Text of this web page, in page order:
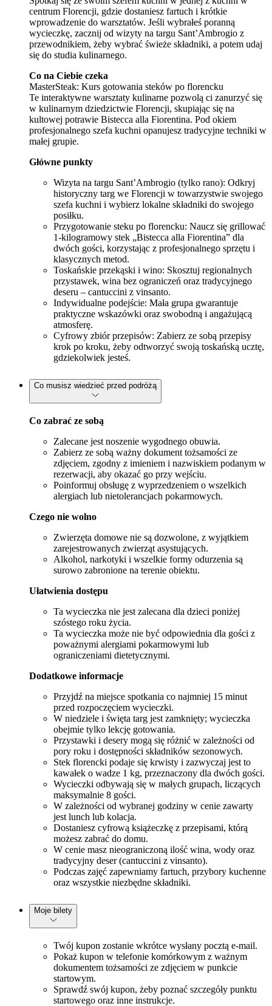
centrum Florencji, gdzie dostaniesz fartuch i krótkie
wprowadzenie do warsztatów. Jeśli wybrałeś poranną
wycieczkę, zacznij od wizyty na targu Sant’Ambrogio z
przewodnikiem, żeby wybrać świeże składniki, a potem udaj
się do studia kulinarnego.
Co na Ciebie czeka
MasterSteak: Kurs gotowania steków po florencku
Te interaktywne warsztaty kulinarne pozwolą ci zanurzyć się
w kulinarnym dziedzictwie Florencji, skupiając się na
kultowej potrawie Bistecca alla Fiorentina. Pod okiem
profesjonalnego szefa kuchni opanujesz tradycyjne techniki w
małej grupie.
Główne punkty
Wizyta na targu Sant’Ambrogio (tylko rano): Odkryj
historyczny targ we Florencji w towarzystwie swojego
szefa kuchni i wybierz lokalne składniki do swojego
posiłku.
Przygotowanie steku po florencku: Naucz się grillować
1-kilogramowy stek „Bistecca alla Fiorentina” dla
dwóch gości, korzystając z profesjonalnego sprzętu i
klasycznych metod.
Toskańskie przekąski i wino: Skosztuj regionalnych
przystawek, wina bez ograniczeń oraz tradycyjnego
deseru – cantuccini z vinsanto.
Indywidualne podejście: Mała grupa gwarantuje
praktyczne wskazówki oraz swobodną i angażującą
atmosferę.
Cyfrowy zbiór przepisów: Zabierz ze sobą przepisy
krok po kroku, żeby odtworzyć swoją toskańską ucztę,
gdziekolwiek jesteś.
Co musisz wiedzieć przed podróżą
Co zabrać ze sobą
Zalecane jest noszenie wygodnego obuwia.
Zabierz ze sobą ważny dokument tożsamości ze
zdjęciem, zgodny z imieniem i nazwiskiem podanym w
rezerwacji, aby okazać go przy wejściu.
Poinformuj obsługę z wyprzedzeniem o wszelkich
alergiach lub nietolerancjach pokarmowych.
Czego nie wolno
Zwierzęta domowe nie są dozwolone, z wyjątkiem
zarejestrowanych zwierząt asystujących.
Alkohol, narkotyki i wszelkie formy odurzenia są
surowo zabronione na terenie obiektu.
Ułatwienia dostępu
Ta wycieczka nie jest zalecana dla dzieci poniżej
szóstego roku życia.
Ta wycieczka może nie być odpowiednia dla gości z
poważnymi alergiami pokarmowymi lub
ograniczeniami dietetycznymi.
Dodatkowe informacje
Przyjdź na miejsce spotkania co najmniej 15 minut
przed rozpoczęciem wycieczki.
W niedziele i święta targ jest zamknięty; wycieczka
obejmie tylko lekcję gotowania.
Przystawki i desery mogą się różnić w zależności od
pory roku i dostępności składników sezonowych.
Stek florencki podaje się krwisty i zazwyczaj jest to
kawałek o wadze 1 kg, przeznaczony dla dwóch gości.
Wycieczki odbywają się w małych grupach, liczących
maksymalnie 8 gości.
W zależności od wybranej godziny w cenie zawarty
jest lunch lub kolacja.
Dostaniesz cyfrową książeczkę z przepisami, którą
możesz zabrać do domu.
W cenie masz nieograniczoną ilość wina, wody oraz
tradycyjny deser (cantuccini z vinsanto).
Podczas zajęć zapewniamy fartuch, przybory kuchenne
oraz wszystkie niezbędne składniki.
Moje bilety
Twój kupon zostanie wkrótce wysłany pocztą e-mail.
Pokaż kupon w telefonie komórkowym z ważnym
dokumentem tożsamości ze zdjęciem w punkcie
startowym.
Sprawdź swój kupon, żeby poznać szczegóły punktu
startowego oraz inne instrukcje.